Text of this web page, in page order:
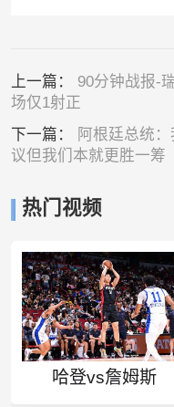
上一篇： 90分钟战报-
场仅1射正
下一篇：
阿根廷总统
议但我们本就更胜一筹
热门视频
哈登vs詹姆斯